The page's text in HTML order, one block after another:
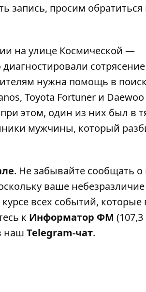
запись, просим
на улице Космической —
нужна помощь в
Toyota Fortuner и Daewoo
этом, один из них был в
мужчины, который
. Не забывайте сообщать
ваше
всех событий, которые
к Информатор ФМ
наш Telegram-чат.